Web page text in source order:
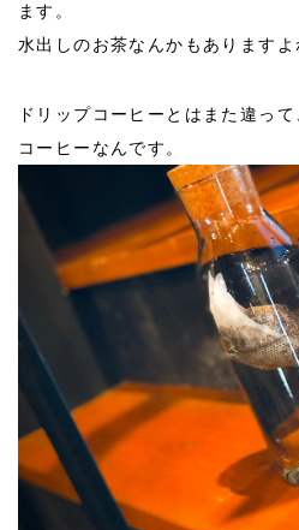
ます。
水出しのお茶なんかもありますよ
ドリップコーヒーとはまた違って
コーヒーなんです。